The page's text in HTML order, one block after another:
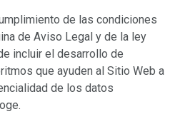
de las condiciones
de Aviso Legal y de la ley
incluir el desarrollo de
que ayuden al Sitio Web a
de los datos